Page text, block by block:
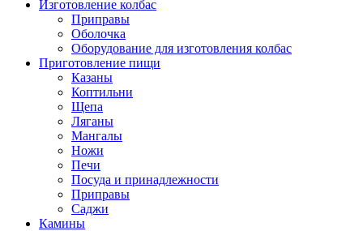
Изготовление колбас
Приправы
Оболочка
Оборудование для изготовления колбас
Приготовление пищи
Казаны
Коптильни
Щепа
Ляганы
Мангалы
Ножи
Печи
Посуда и принадлежности
Приправы
Саджи
Камины